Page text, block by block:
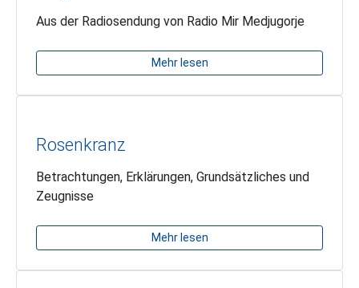
Aus der Radiosendung von Radio Mir Medjugorje
Mehr lesen
Rosenkranz
Betrachtungen, Erklärungen, Grundsätzliches und
Zeugnisse
Mehr lesen